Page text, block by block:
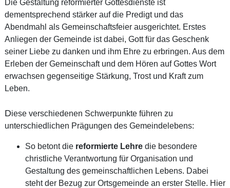
Die Gestaltung reformierter Gottesdienste ist
dementsprechend stärker auf die Predigt und das
Abendmahl als Gemeinschaftsfeier ausgerichtet. Erstes
Anliegen der Gemeinde ist dabei, Gott für das Geschenk
seiner Liebe zu danken und ihm Ehre zu erbringen. Aus dem
Erleben der Gemeinschaft und dem Hören auf Gottes Wort
erwachsen gegenseitige Stärkung, Trost und Kraft zum
Leben.
Diese verschiedenen Schwerpunkte führen zu
unterschiedlichen Prägungen des Gemeindelebens:
So betont die reformierte Lehredie besondere
christliche Verantwortung für Organisation und
Gestaltung des gemeinschaftlichen Lebens. Dabei
steht der Bezug zur Ortsgemeinde an erster Stelle. Hier